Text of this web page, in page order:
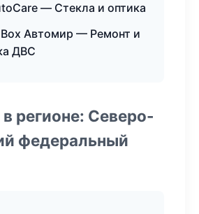
— Стекла и оптика
Автомир — Ремонт и
ДВС
регионе: Северо-
федеральный